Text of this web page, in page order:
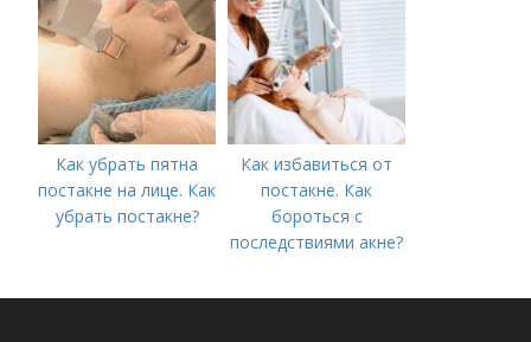
процедуры
Как убрать пятна
постакне на лице. Как
убрать постакне?
Как избавиться от
постакне. Как
бороться с
последствиями акне?